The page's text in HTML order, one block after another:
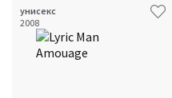
унисекс
2008